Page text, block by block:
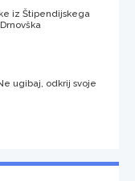
iz Štipendijskega
ugibaj, odkrij svoje